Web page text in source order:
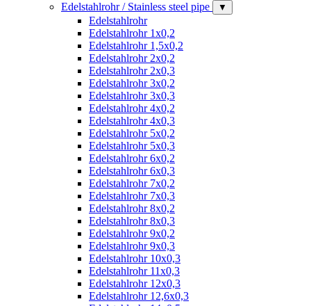
Edelstahlrohr / Stainless steel pipe
▼
Edelstahlrohr
Edelstahlrohr 1x0,2
Edelstahlrohr 1,5x0,2
Edelstahlrohr 2x0,2
Edelstahlrohr 2x0,3
Edelstahlrohr 3x0,2
Edelstahlrohr 3x0,3
Edelstahlrohr 4x0,2
Edelstahlrohr 4x0,3
Edelstahlrohr 5x0,2
Edelstahlrohr 5x0,3
Edelstahlrohr 6x0,2
Edelstahlrohr 6x0,3
Edelstahlrohr 7x0,2
Edelstahlrohr 7x0,3
Edelstahlrohr 8x0,2
Edelstahlrohr 8x0,3
Edelstahlrohr 9x0,2
Edelstahlrohr 9x0,3
Edelstahlrohr 10x0,3
Edelstahlrohr 11x0,3
Edelstahlrohr 12x0,3
Edelstahlrohr 12,6x0,3